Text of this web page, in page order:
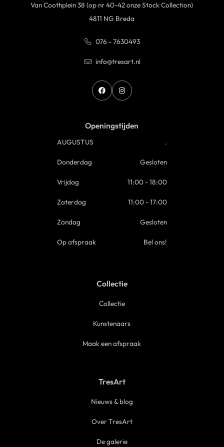
Van Coothplein 38 (op nr 40-42 onze Stock Collection)
4811 NG Breda
076 - 7630493
info@tresart.nl
Openingstijden
AUGUSTUS .
Donderdag Gesloten
Vrijdag 11:00 - 18:00
Zaterdag 11:00 - 17:00
Zondag Gesloten
Op afspraak Bel ons!
Collectie
Collectie
Kunstenaars
Maak een afspraak
TresArt
Nieuws & blog
Over TresArt
De galerie